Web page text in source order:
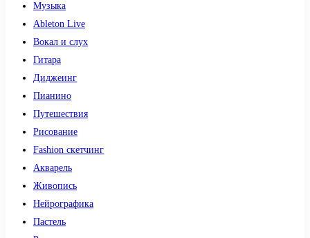
Музыка
Ableton Live
Вокал и слух
Гитара
Диджеинг
Пианино
Путешествия
Рисование
Fashion скетчинг
Акварель
Живопись
Нейрографика
Пастель